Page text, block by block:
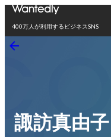
400万人が利用するビジネスSNS
諏訪真由子